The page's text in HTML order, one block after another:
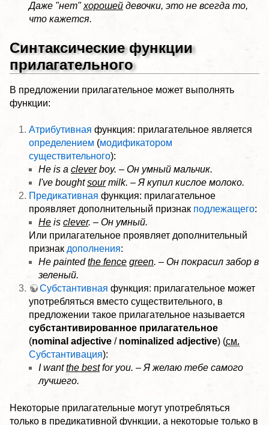
Даже "нет"хорошей девочки, это не всегда то,
что кажется.
Синтаксические функции
прилагательного
В предложении прилагательное может выполнять
функции:
Атрибутивная функция: прилагательное является
определением (модификатором
существительного):
He is a cleverboy. – Он умный мальчик.
I've boughtsourmilk. – Я купил кислое молоко.
Предикативная функция: прилагательное
проявляет дополнительный признак подлежащего:
He is clever. – Он умный.
Или прилагательное проявляет дополнительный
признак дополнения:
He paintedthe fence green. – Он покрасил забор в
зеленый.
Субстантивная функция: прилагательное может
употребляться вместо существительного, в
предложении такое прилагательное называется
субстантивированное прилагательное
(nominal adjective / nominalized adjective) (см.
Субстантивация):
I wantthe bestfor you. – Я желаю тебе самого
лучшего.
Некоторые прилагательные могут употребляться
только в предикативной функции, а некоторые только в